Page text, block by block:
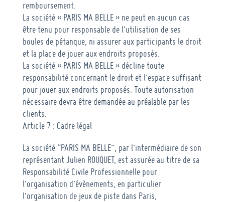
remboursement.
La société « PARIS MA BELLE » ne peut en aucun cas
être tenu pour responsable de l’utilisation de ses
boules de pétanque, ni assurer aux participants le droit
et la place de jouer aux endroits proposés.
La société « PARIS MA BELLE » décline toute
responsabilité concernant le droit et l’espace suffisant
pour jouer aux endroits proposés. Toute autorisation
nécessaire devra être demandée au préalable par les
clients.
Article 7 : Cadre légal
La société “PARIS MA BELLE”, par l’intermédiaire de son
représentant Julien ROUQUET, est assurée au titre de sa
Responsabilité Civile Professionnelle pour
l’organisation d’évènements, en particulier
l’organisation de jeux de piste dans Paris,